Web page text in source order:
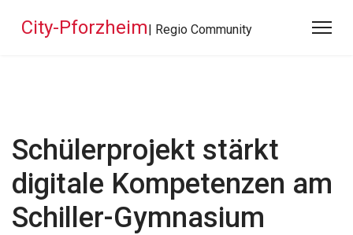
City-Pforzheim| Regio Community
Schülerprojekt stärkt
digitale Kompetenzen am
Schiller-Gymnasium